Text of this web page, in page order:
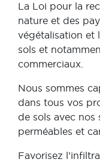
La Loi pour la
nature et des
végétalisation et
sols et
commerciaux.
Nous sommes
dans tous vos
de sols avec nos
perméables et
Favorisez